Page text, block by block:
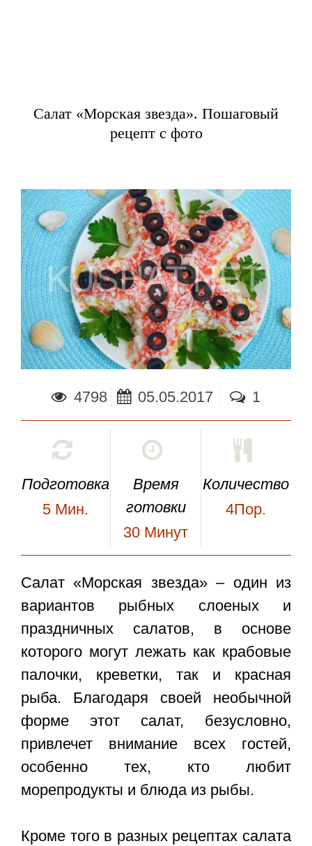
Салат «Морская звезда». Пошаговый
рецепт с фото
4798 05.05.2017 1
Подготовка
5 Мин.
Время
готовки
30 Минут
Количество
4Пор.
Салат «Морская звезда»– один из
вариантов рыбных слоеных и
праздничных салатов, в основе
которого могут лежать как крабовые
палочки, креветки, так и красная
рыба. Благодаря своей необычной
форме этот салат, безусловно,
привлечет внимание всех гостей,
особенно тех, кто любит
морепродукты и блюда из рыбы.
Кроме того в разных рецептах салата